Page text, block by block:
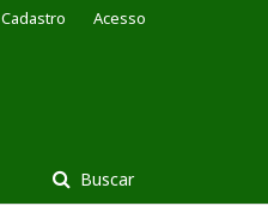
Buscar
Cadastro Acesso